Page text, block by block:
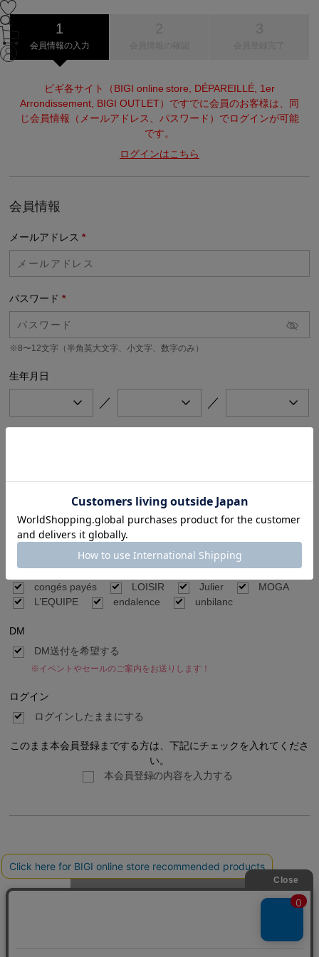
会員情報の入力
ビギ各サイト（BIGI online store, DÉPAREILLÉ, 1er
Arrondissement, BIGI OUTLET）ですでに会員のお客様は、同
じ会員情報（メールアドレス、パスワード）でログインが可能
です。
ログインはこちら
会員情報
メールアドレス *
パスワード *
※8〜12文字（半角英大文字、小文字、数字のみ）
生年月日
／ ／
BIGI online store
ブランド別メールマガジン
ご希望のブランドの新着商品やセール、キャンペーン情報などをお届けしま
FRAPBOIS
ADIEU TRISTESSE
congés payés
LOISIR Julier
MOGA
L’EQUIPE
endalence unbilanc
DM
DM送付を希望する
※イベントやセールのご案内をお送りします！
ログイン
ログインしたままにする
このまま本会員登録までする方は、下記にチェックを入れてくださ
い。
本会員登録の内容を入力する
利用規約 プライバシーポリシー